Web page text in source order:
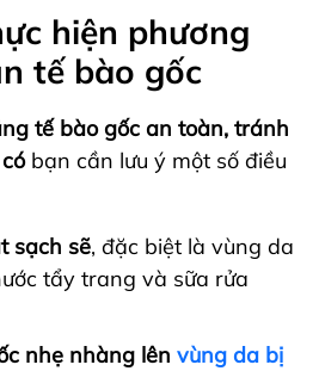
hiện phương
tế bào gốc
tế bào gốc an toàn, tránh
bạn cần lưu ý một số điều
sạch sẽ, đặc biệt là vùng da
tẩy trang và sữa rửa
nhẹ nhàng lên vùng da bị